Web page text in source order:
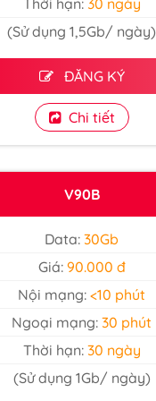
(Sử dụng 1,5Gb/ ngày)
ĐĂNG KÝ
Chi tiết
V90B
Data: 30Gb
Giá: 90.000 đ
Nội mạng:<10 phút
Ngoại mạng: 30 phút
Thời hạn:30 ngày
(Sử dụng 1Gb/ ngày)